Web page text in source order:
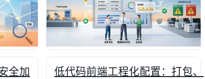
阶蓝图与避坑指南。
全加
低代码前端工程化配置：打包、